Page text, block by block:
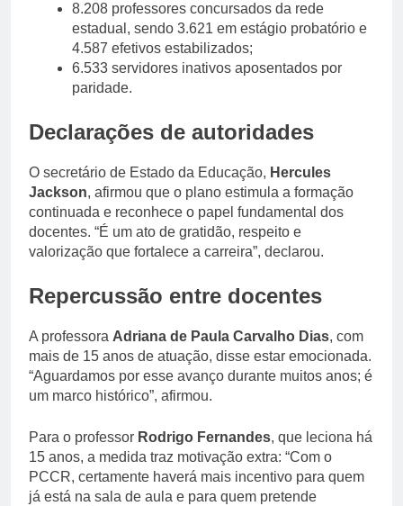
8.208 professores concursados da rede
estadual, sendo 3.621 em estágio probatório e
4.587 efetivos estabilizados;
6.533 servidores inativos aposentados por
paridade.
Declarações de autoridades
O secretário de Estado da Educação, Hercules
Jackson, afirmou que o plano estimula a formação
continuada e reconhece o papel fundamental dos
docentes. “É um ato de gratidão, respeito e
valorização que fortalece a carreira”, declarou.
Repercussão entre docentes
A professora Adriana de Paula Carvalho Dias, com
mais de 15 anos de atuação, disse estar emocionada.
“Aguardamos por esse avanço durante muitos anos; é
um marco histórico”, afirmou.
Para o professor Rodrigo Fernandes, que leciona há
15 anos, a medida traz motivação extra: “Com o
PCCR, certamente haverá mais incentivo para quem
já está na sala de aula e para quem pretende